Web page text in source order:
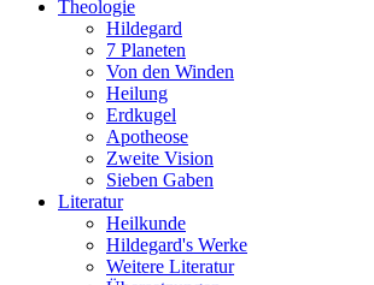
Theologie
Hildegard
7 Planeten
Von den Winden
Heilung
Erdkugel
Apotheose
Zweite Vision
Sieben Gaben
Literatur
Heilkunde
Hildegard's Werke
Weitere Literatur